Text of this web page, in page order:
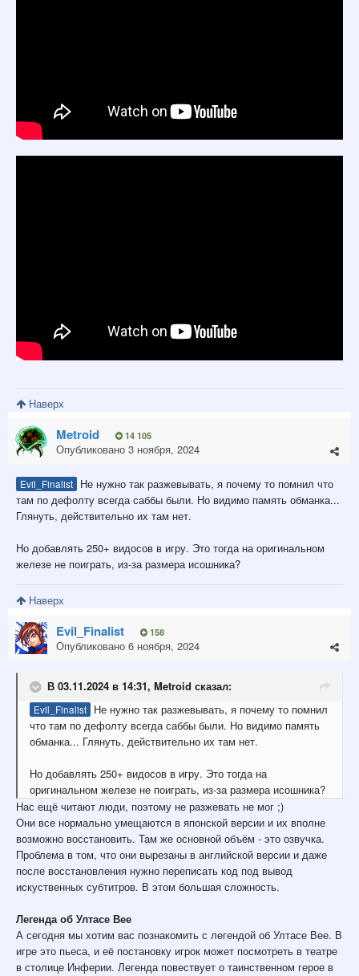
Наверх
Metroid 14 105
Опубликовано 3 ноября, 2024
Evil_Finalist
Не нужно так разжевывать, я почему то помнил что
там по дефолту всегда саббы были. Но видимо память обманка...
Глянуть, действительно их там нет.
Но добавлять 250+ видосов в игру. Это тогда на оригинальном
железе не поиграть, из-за размера исошника?
Наверх
Evil_Finalist 158
Опубликовано 6 ноября, 2024
В 03.11.2024 в 14:31, Metroid сказал:
Evil_Finalist
Не нужно так разжевывать, я почему то помнил
что там по дефолту всегда саббы были. Но видимо память
обманка... Глянуть, действительно их там нет.
Но добавлять 250+ видосов в игру. Это тогда на
оригинальном железе не поиграть, из-за размера исошника?
Нас ещё читают люди, поэтому не разжевать не мог ;)
Они все нормально умещаются в японской версии и их вполне
возможно восстановить. Там же основной объём - это озвучка.
Проблема в том, что они вырезаны в английской версии и даже
после восстановления нужно переписать код под вывод
искуственных субтитров. В этом большая сложность.
Легенда об Ултасе Вее
А сегодня мы хотим вас познакомить с легендой об Ултасе Вее. В
игре это пьеса, и её постановку игрок может посмотреть в театре
в столице Инферии. Легенда повествует о таинственном герое в